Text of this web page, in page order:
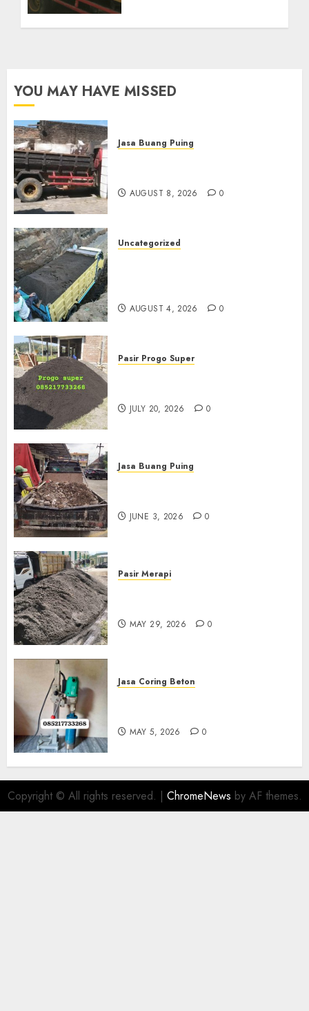
YOU MAY HAVE MISSED
Jasa Buang Puing
AUGUST 8, 2026 0
Uncategorized
AUGUST 4, 2026 0
Pasir Progo Super
JULY 20, 2026 0
Jasa Buang Puing
JUNE 3, 2026 0
Pasir Merapi
MAY 29, 2026 0
Jasa Coring Beton
MAY 5, 2026 0
Copyright © All rights reserved. | ChromeNews by AF themes.